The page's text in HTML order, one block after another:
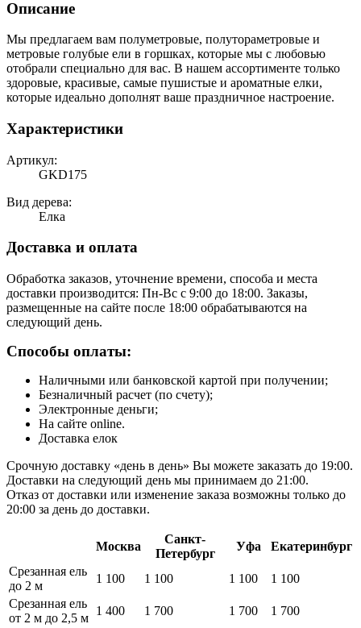
Описание
Мы предлагаем вам полуметровые, полутораметровые и
метровые голубые ели в горшках, которые мы с любовью
отобрали специально для вас. В нашем ассортименте только
здоровые, красивые, самые пушистые и ароматные елки,
которые идеально дополнят ваше праздничное настроение.
Характеристики
Артикул:
GKD175
Вид дерева:
Елка
Доставка и оплата
Обработка заказов, уточнение времени, способа и места
доставки производится: Пн-Вс с 9:00 до 18:00. Заказы,
размещенные на сайте после 18:00 обрабатываются на
следующий день.
Способы оплаты:
Наличными или банковской картой при получении;
Безналичный расчет (по счету);
Электронные деньги;
На сайте online.
Доставка елок
Срочную доставку «день в день» Вы можете заказать до 19:00.
Доставки на следующий день мы принимаем до 21:00.
Отказ от доставки или изменение заказа возможны только до
20:00 за день до доставки.
Москва
Санкт-
Петербург
Уфа
Екатеринбург
Срезанная ель
до 2 м
1 100 1 100 1 100
1 100
Срезанная ель
от 2 м до 2,5 м
1 400 1 700 1 700
1 700